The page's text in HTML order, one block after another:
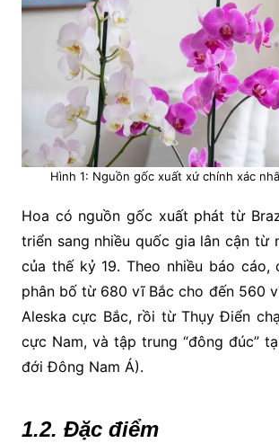
Hình 1: Nguồn gốc xuất xứ chính xác
Hoa có nguồn gốc xuất phát từ
triển sang nhiều quốc gia lân cận từ
của thế kỷ 19. Theo nhiều báo cáo,
phân bố từ 680 vĩ Bắc cho đến 560
Aleska cực Bắc, rồi từ Thụy Điển
cực Nam, và tập trung “đông đúc”
đới Đông Nam Á).
1.2. Đặc điểm